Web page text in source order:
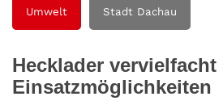
Umwelt Stadt Dachau
Hecklader vervielfacht
Einsatzmöglichkeiten